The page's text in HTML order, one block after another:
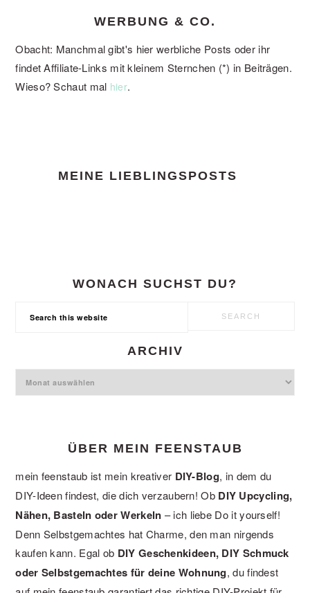
WERBUNG & CO.
Obacht: Manchmal gibt's hier werbliche Posts oder ihr
findet Affiliate-Links mit kleinem Sternchen (*) in Beiträgen.
Wieso? Schaut mal hier.
MEINE LIEBLINGSPOSTS
WONACH SUCHST DU?
ARCHIV
Archiv
ÜBER MEIN FEENSTAUB
mein feenstaub ist mein kreativer DIY-Blog, in dem du
DIY-Ideen findest, die dich verzaubern! Ob DIY Upcycling,
Nähen, Basteln oder Werkeln – ich liebe Do it yourself!
Denn Selbstgemachtes hat Charme, den man nirgends
kaufen kann. Egal ob DIY Geschenkideen, DIY Schmuck
oder Selbstgemachtes für deine Wohnung, du findest